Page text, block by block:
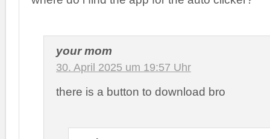
your mom
30. April 2025 um 19:57 Uhr
there is a button to download bro